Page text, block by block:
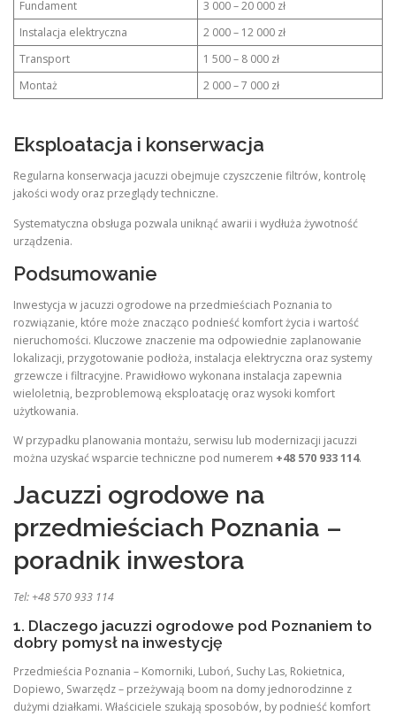
Fundament
3 000 – 20 000 zł
Instalacja elektryczna
2 000 – 12 000 zł
Transport
1 500 – 8 000 zł
Montaż
2 000 – 7 000 zł
Eksploatacja i konserwacja
Regularna konserwacja jacuzzi obejmuje czyszczenie filtrów, kontrolę
jakości wody oraz przeglądy techniczne.
Systematyczna obsługa pozwala uniknąć awarii i wydłuża żywotność
urządzenia.
Podsumowanie
Inwestycja w jacuzzi ogrodowe na przedmieściach Poznania to
rozwiązanie, które może znacząco podnieść komfort życia i wartość
nieruchomości. Kluczowe znaczenie ma odpowiednie zaplanowanie
lokalizacji, przygotowanie podłoża, instalacja elektryczna oraz systemy
grzewcze i filtracyjne. Prawidłowo wykonana instalacja zapewnia
wieloletnią, bezproblemową eksploatację oraz wysoki komfort
użytkowania.
W przypadku planowania montażu, serwisu lub modernizacji jacuzzi
można uzyskać wsparcie techniczne pod numerem +48 570 933 114.
Jacuzzi ogrodowe na
przedmieściach Poznania –
poradnik inwestora
Tel: +48 570 933 114
1. Dlaczego jacuzzi ogrodowe pod Poznaniem to
dobry pomysł na inwestycję
Przedmieścia Poznania – Komorniki, Luboń, Suchy Las, Rokietnica,
Dopiewo, Swarzędz – przeżywają boom na domy jednorodzinne z
dużymi działkami. Właściciele szukają sposobów, by podnieść komfort